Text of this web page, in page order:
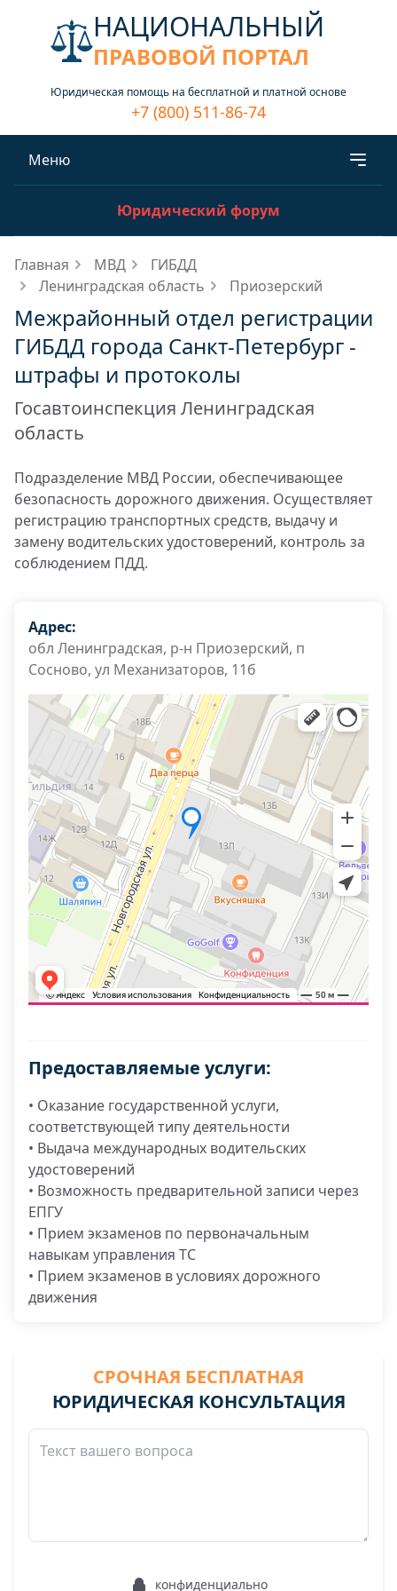
НАЦИОНАЛЬНЫЙ
ПРАВОВОЙ ПОРТАЛ
Юридическая помощь на бесплатной и платной основе
+7 (800) 511-86-74
Меню
Юридический форум
Главная МВД
ГИБДД
Ленинградская область
Приозерский
Межрайонный отдел регистрации
ГИБДД города Санкт-Петербург -
штрафы и протоколы
Госавтоинспекция Ленинградская
область
Подразделение МВД России, обеспечивающее
безопасность дорожного движения. Осуществляет
регистрацию транспортных средств, выдачу и
замену водительских удостоверений, контроль за
соблюдением ПДД.
Адрес:
обл Ленинградская, р-н Приозерский, п
Сосново, ул Механизаторов, 11б
Предоставляемые услуги:
• Оказание государственной услуги,
соответствующей типу деятельности
• Выдача международных водительских
удостоверений
• Возможность предварительной записи через
ЕПГУ
• Прием экзаменов по первоначальным
навыкам управления ТС
• Прием экзаменов в условиях дорожного
движения
СРОЧНАЯ БЕСПЛАТНАЯ
ЮРИДИЧЕСКАЯ КОНСУЛЬТАЦИЯ
конфиденциально